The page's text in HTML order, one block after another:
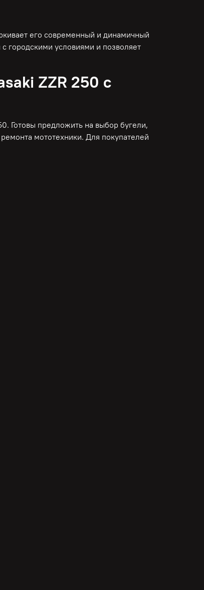
его современный и динамичный
городскими условиями и позволяет
ZZR 250 с
Готовы предложить на выбор бугели,
мототехники. Для покупателей